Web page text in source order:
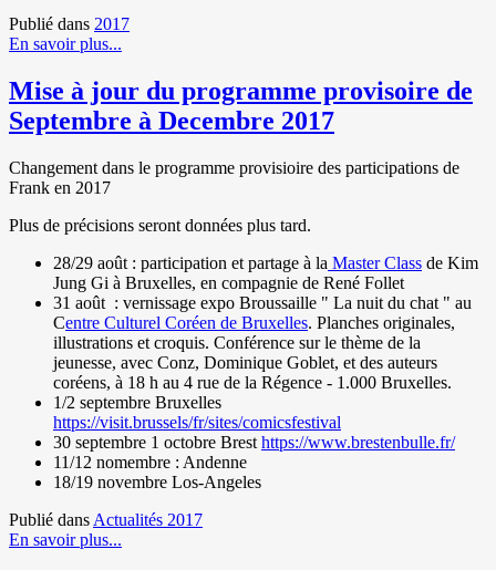
Publié dans 2017
En savoir plus...
Mise à jour du programme provisoire de
Septembre à Decembre 2017
Changement dans le programme provisioire des participations de
Frank en 2017
Plus de précisions seront données plus tard.
28/29 août : participation et partage à la Master Class de Kim
Jung Gi à Bruxelles, en compagnie de René Follet
31 août : vernissage expo Broussaille " La nuit du chat " au
Centre Culturel Coréen de Bruxelles. Planches originales,
illustrations et croquis. Conférence sur le thème de la
jeunesse, avec Conz, Dominique Goblet, et des auteurs
coréens, à 18 h au 4 rue de la Régence - 1.000 Bruxelles.
1/2 septembre Bruxelles
https://visit.brussels/fr/sites/comicsfestival
30 septembre 1 octobre Brest https://www.brestenbulle.fr/
11/12 nomembre : Andenne
18/19 novembre Los-Angeles
Publié dans Actualités 2017
En savoir plus...